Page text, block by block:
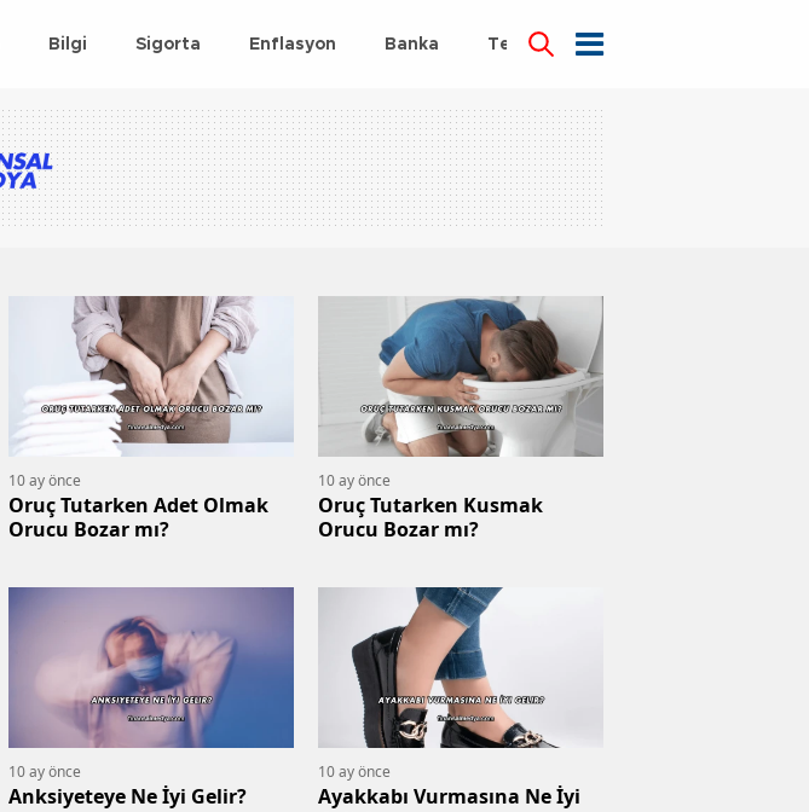
Bilgi Sigorta Enflasyon Banka Teknoloji
10 ay önce
Oruç Tutarken Adet Olmak
Orucu Bozar mı?
10 ay önce
Oruç Tutarken Kusmak
Orucu Bozar mı?
10 ay önce
Anksiyeteye Ne İyi Gelir?
10 ay önce
Ayakkabı Vurmasına Ne İyi